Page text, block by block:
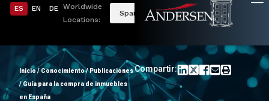
ES EN DE Worldwide
Locations:
Spain
Inicio/ Conocimiento/Publicaciones
/Guía para la compra de inmuebles
en España
Compartir: